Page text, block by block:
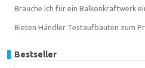
Brauche ich für ein Balkonkraftwerk
Bieten Händler Testaufbauten zum
Bestseller